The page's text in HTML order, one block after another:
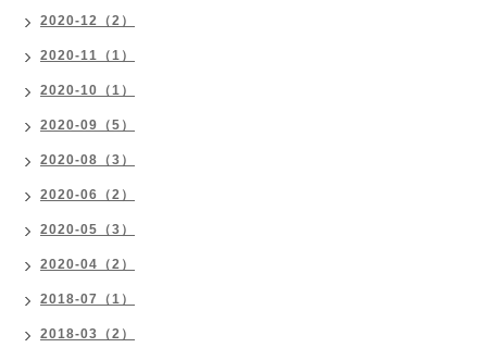
2020-12（2）
2020-11（1）
2020-10（1）
2020-09（5）
2020-08（3）
2020-06（2）
2020-05（3）
2020-04（2）
2018-07（1）
2018-03（2）